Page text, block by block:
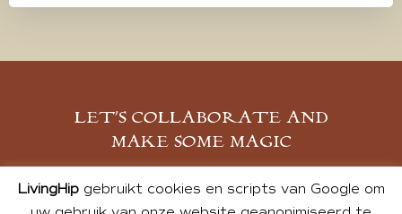
LET’S COLLABORATE AND
MAKE SOME MAGIC
MELD JE AAN
LivingHipgebruikt cookies en scripts van Google om